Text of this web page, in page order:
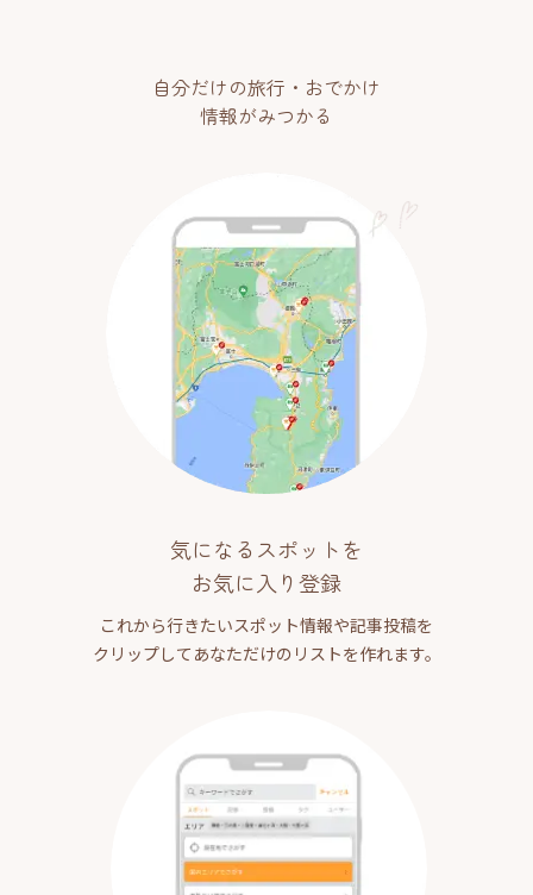
自分だけの旅行・おでかけ
情報がみつかる
気になるスポットを
お気に入り登録
これから行きたいスポット情報や記事投稿を
クリップしてあなただけのリストを作れます。